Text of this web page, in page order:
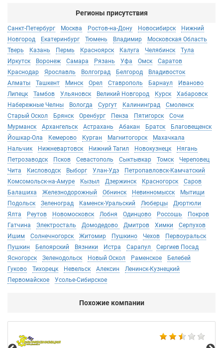
Регионы присутствия
Санкт-Петербург Москва Ростов-на-Дону Новосибирск
Нижний
Новгород
Екатеринбург Тюмень Владимир
Московская Область
Тверь
Казань Пермь Красноярск Калуга Челябинск
Тула
Иркутск
Воронеж Самара Рязань Уфа Омск
Саратов
Краснодар
Ярославль Волгоград Белгород
Владивосток
Алматы
Ташкент Минск Орел Ставрополь Барнаул
Иваново
Липецк
Тамбов Ульяновск Великий Новгород Курск
Хабаровск
Набережные Челны
Вологда Сургут Калининград
Смоленск
Старый Оскол
Брянск Оренбург Пенза Пятигорск
Сочи
Мурманск
Архангельск Астрахань Абакан Братск
Благовещенск
Йошкар-Ола
Кемерово Курган Магнитогорск
Махачкала
Нальчик
Нижневартовск Нижний Тагил Новокузнецк
Нягань
Петрозаводск
Псков Севастополь Сыктывкар Томск
Череповец
Чита
Кисловодск Выборг Улан-Удэ
Петропавловск-Камчатский
Комсомольск-на-Амуре
Кызыл Дзержинск Красногорск
Саров
Балашиха
Железнодорожный Обнинск Невинномысск
Мытищи
Подольск
Зеленоград Каменск-Уральский Люберцы
Дюртюли
Ялта
Реутов Новомосковск Лобня Одинцово Россошь
Покров
Гатчина
Электросталь Домодедово Дмитров Химки
Серпухов
Ишим
Солнечногорск Житомир Пушкино Чехов
Первоуральск
Пушкин
Белоярский Вязники Истра Сарапул
Сергиев Посад
Ясногорск
Зеленодольск Новый Оскол Раменское
Белебей
Гуково
Тихорецк Невельск Алексин
Ленинск-Кузнецкий
Первомайское
Усолье-Сибирское
Похожие компании